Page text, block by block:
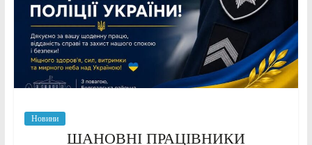
Новини
ШАНОВНІ ПРАЦІВНИКИ